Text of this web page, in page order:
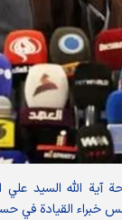
آیة الله السید
القيادة في